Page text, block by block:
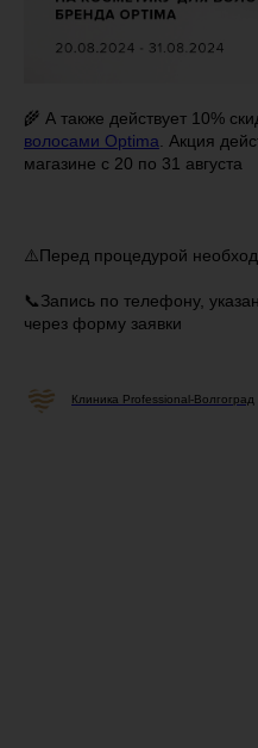
🌾 А также действует 10%
волосами Optima . Акция
магазине с 20 по 31 августа
⚠️Перед процедурой
📞Запись по телефону,
через форму заявки
Клиника Professional-Волгоград